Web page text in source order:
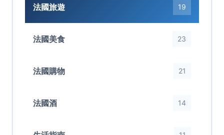
法國旅遊 19
法國美食 23
法國購物 21
法國酒 14